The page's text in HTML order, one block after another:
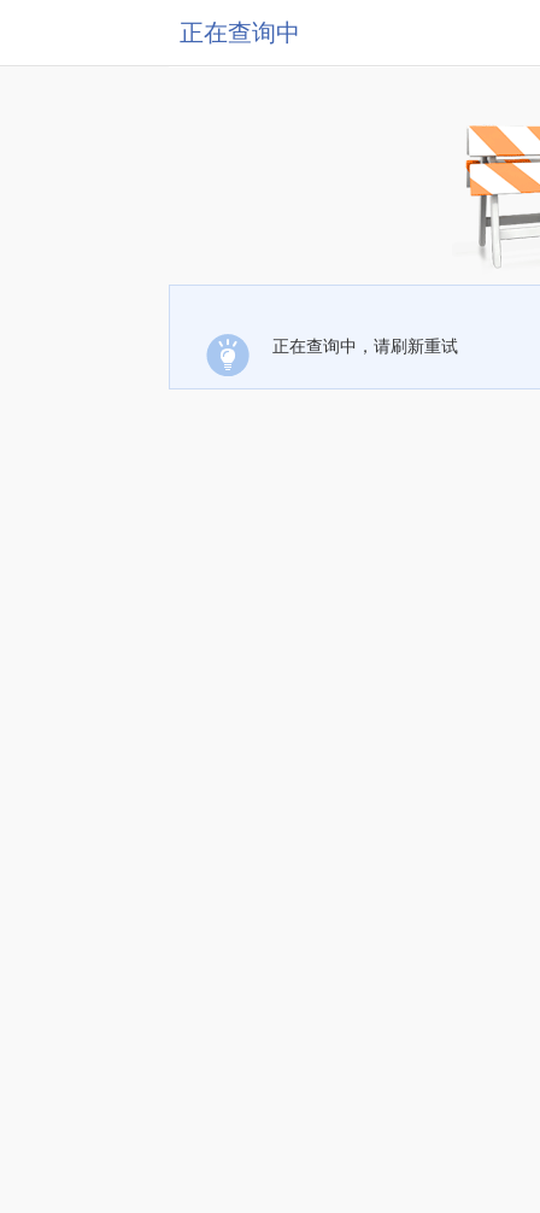
正在查询中
正在查询中，请刷新重试